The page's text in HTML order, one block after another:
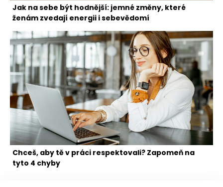
Jak na sebe být hodnější: jemné změny, které
ženám zvedají energii i sebevědomí
Chceš, aby tě v práci respektovali? Zapomeň na
tyto 4 chyby